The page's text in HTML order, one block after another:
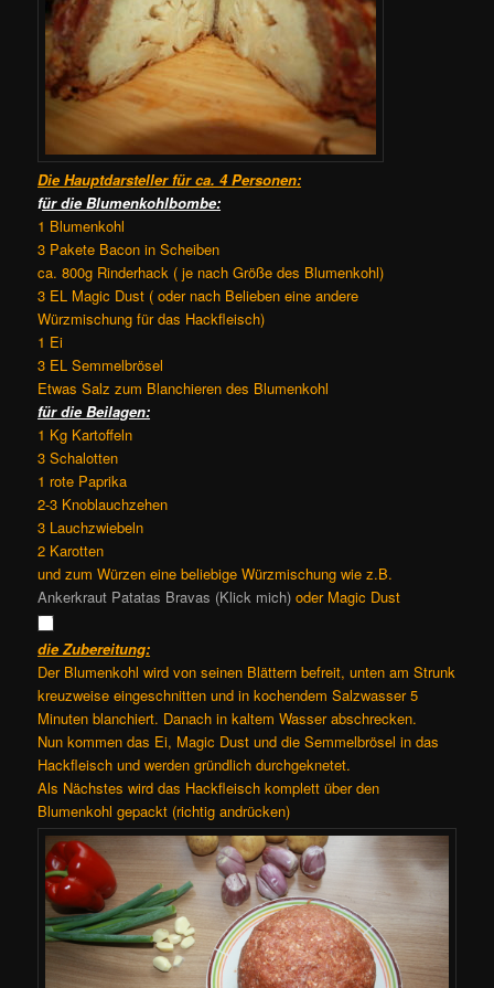
Die Hauptdarsteller für ca. 4 Personen:
für die Blumenkohlbombe:
1 Blumenkohl
3 Pakete Bacon in Scheiben
ca. 800g Rinderhack ( je nach Größe des Blumenkohl)
3 EL Magic Dust ( oder nach Belieben eine andere
Würzmischung für das Hackfleisch)
1 Ei
3 EL Semmelbrösel
Etwas Salz zum Blanchieren des Blumenkohl
für die Beilagen:
1 Kg Kartoffeln
3 Schalotten
1 rote Paprika
2-3 Knoblauchzehen
3 Lauchzwiebeln
2 Karotten
und zum Würzen eine beliebige Würzmischung wie z.B.
Ankerkraut Patatas Bravas (Klick mich)oder Magic Dust
die Zubereitung:
Der Blumenkohl wird von seinen Blättern befreit, unten am Strunk
kreuzweise eingeschnitten und in kochendem Salzwasser 5
Minuten blanchiert. Danach in kaltem Wasser abschrecken.
Nun kommen das Ei, Magic Dust und die Semmelbrösel in das
Hackfleisch und werden gründlich durchgeknetet.
Als Nächstes wird das Hackfleisch komplett über den
Blumenkohl gepackt (richtig andrücken)